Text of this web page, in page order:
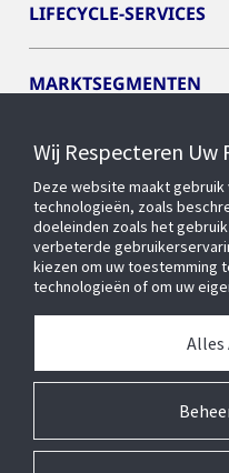
LIFECYCLE-SERVICES
MARKTSEGMENTEN
CYBER SOLUTIONS
OPENBLUE
SLIMME GEBOUWEN
Wij Respecteren Uw
Deze website maakt
technologieën, zoals
doeleinden zoals het
verbeterde
kiezen om uw toestemming
technologieën of om uw
Alles